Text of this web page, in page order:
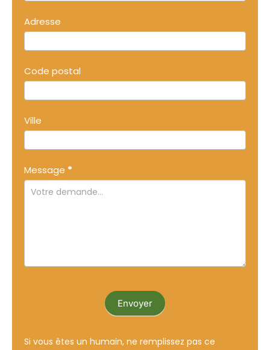
Adresse
Code postal
Ville
Message *
Envoyer
Si vous êtes un humain, ne remplissez pas ce